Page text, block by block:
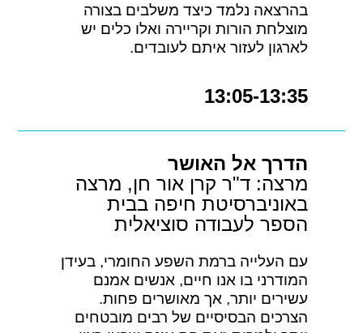
בהרצאה נלמד כיצד משלבים בצורה
מוצלחת הורות וקריירה ואלו כלים יש
לארגון לעזור איתם לעובדים.
13:05-13:35
הדרך אל האושר
מרצה: ד"ר קרן אור חן, מרצה
באוניברסיטת חיפה בבית
הספר לעבודה סוציאלית
עם העלייה ברמת השפע החומרי, בעידן
המודרני בו אנו חיים, אנשים אמנם
עשירים יותר, אך מאושרים פחות.
הצרכים הבסיסיים של רבים מובטחים